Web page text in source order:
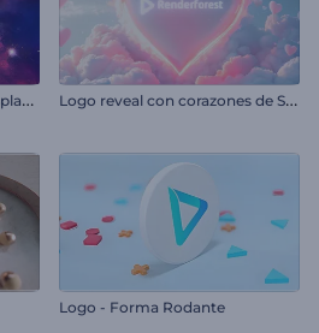
L
ogo Reveal - Nebulosa Resplandeciente L
ogo reveal con corazones de San Valentín
Logo - Forma Rodante